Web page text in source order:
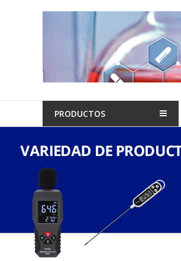
Industriales
Educacionales.
PRODUCTOS